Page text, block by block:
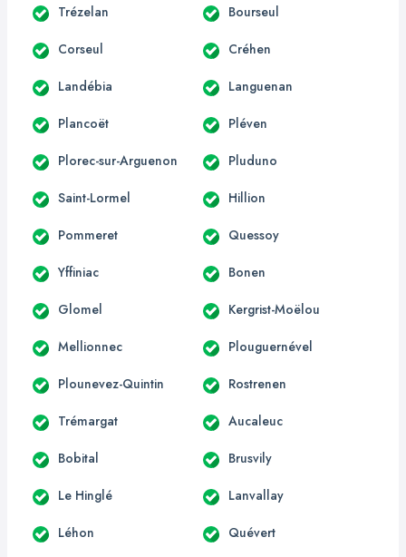
Trézelan Bourseul
Corseul Créhen
Landébia Languenan
Plancoët Pléven
Plorec-sur-Arguenon Pluduno
Saint-Lormel Hillion
Pommeret Quessoy
Yffiniac Bonen
Glomel Kergrist-Moëlou
Mellionnec Plouguernével
Plounevez-Quintin Rostrenen
Trémargat Aucaleuc
Bobital Brusvily
Le Hinglé Lanvallay
Léhon Quévert